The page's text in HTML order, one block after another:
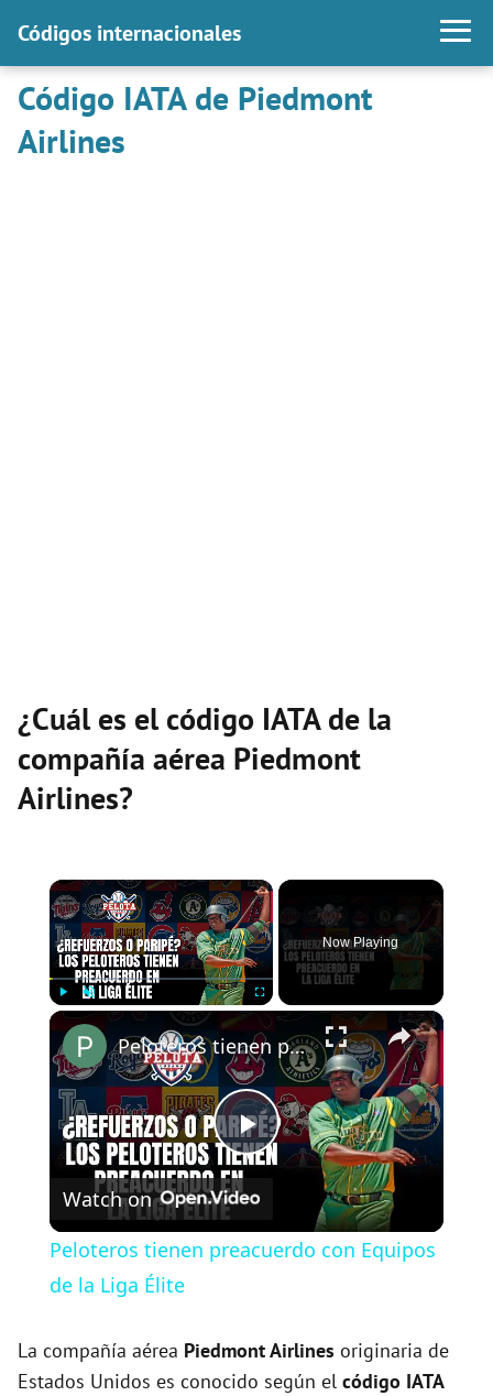
Códigos internacionales
Código IATA de Piedmont
Airlines
¿Cuál es el código IATA de la
compañía aérea Piedmont
Airlines?
×
Now Playing
×
P
y
Peloteros tienen preacuerdo con Equipos de la Liga Élite
Watch on
Peloteros tienen preacuerdo con Equipos
de la Liga Élite
La compañía aérea Piedmont Airlines originaria de
Estados Unidos es conocido según el código IATA